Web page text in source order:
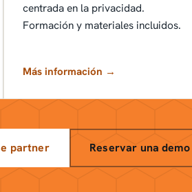
centrada en la privacidad.
Formación y materiales incluidos.
Más información →
partner Reservar una demo